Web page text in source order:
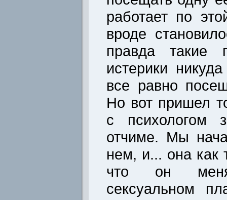
работает по
вроде
правда такие
истерики
все равно
Но вот пришел
с психологом
отчиме. Мы
нем, и... она как
что он
сексуальном